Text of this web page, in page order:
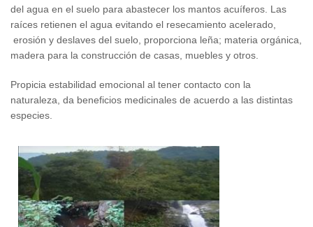
del agua en el suelo para abastecer los mantos acuíferos. Las
raíces retienen el agua evitando el resecamiento acelerado,
erosión y deslaves del suelo, proporciona leña; materia orgánica,
madera para la construcción de casas, muebles y otros.
Propicia estabilidad emocional al tener contacto con la
naturaleza, da beneficios medicinales de acuerdo a las distintas
especies.